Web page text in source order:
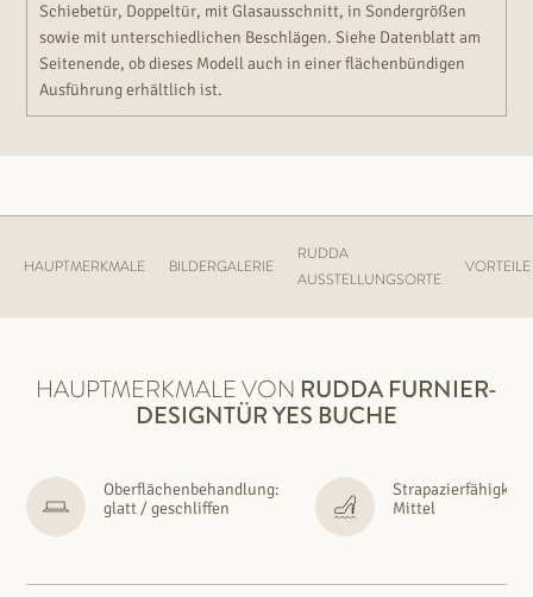
Schiebetür, Doppeltür, mit Glasausschnitt, in Sondergrößen
sowie mit unterschiedlichen Beschlägen. Siehe Datenblatt am
Seitenende, ob dieses Modell auch in einer flächenbündigen
Ausführung erhältlich ist.
HAUPTMERKMALE BILDERGALERIE
RUDDA
AUSSTELLUNGSORTE
VORTEILE
HAUPTMERKMALE VON RUDDA FURNIER-
DESIGNTÜR YES BUCHE
Oberflächenbehandlung:
glatt / geschliffen
Strapazierfähigkeit:
Mittel